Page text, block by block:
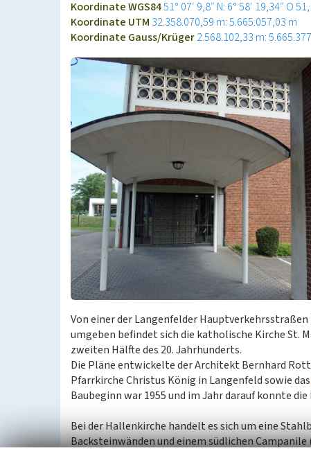
Koordinate WGS8451° 07′ 9,8″ N: 6° 58′ 19,34″ O
Koordinate UTM 32.358.070,59 m: 5.665.057,03 m
Koordinate Gauss/Krüger2.568.102,33 m:
Von einer der Langenfelder
umgeben befindet sich die katholische Kirche St.
zweiten Hälfte des 20. Jahrhunderts.
Die Pläne entwickelte der Architekt Bernhard
Pfarrkirche Christus König in Langenfeld sowie das
Baubeginn war 1955 und im Jahr darauf konnte
Bei der Hallenkirche handelt es sich um eine
Backsteinwänden und einem südlichen